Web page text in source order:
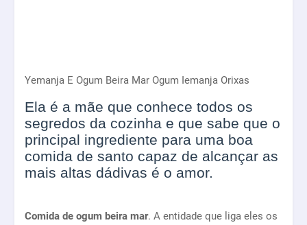
Yemanja E Ogum Beira Mar Ogum Iemanja Orixas
Ela é a mãe que conhece todos os
segredos da cozinha e que sabe que o
principal ingrediente para uma boa
comida de santo capaz de alcançar as
mais altas dádivas é o amor.
Comida de ogum beira mar. A entidade que liga eles os